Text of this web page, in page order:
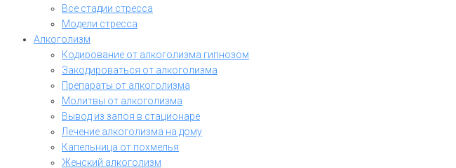
Все стадии стресса
Модели стресса
Алкоголизм
Кодирование от алкоголизма гипнозом
Закодироваться от алкоголизма
Препараты от алкоголизма
Молитвы от алкоголизма
Вывод из запоя в стационаре
Лечение алкоголизма на дому
Капельница от похмелья
Женский алкоголизм